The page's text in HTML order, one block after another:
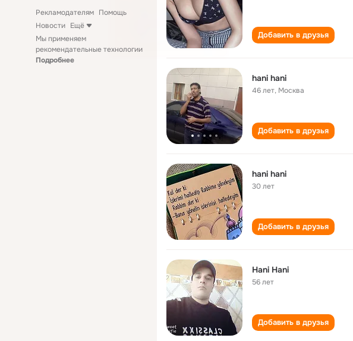
Рекламодателям Помощь
Новости Ещё
Мы применяем
рекомендательные технологии
Подробнее
Добавить в друзья
hani hani
46 лет, Москва
Добавить в друзья
hani hani
30 лет
Добавить в друзья
Hani Hani
56 лет
Добавить в друзья